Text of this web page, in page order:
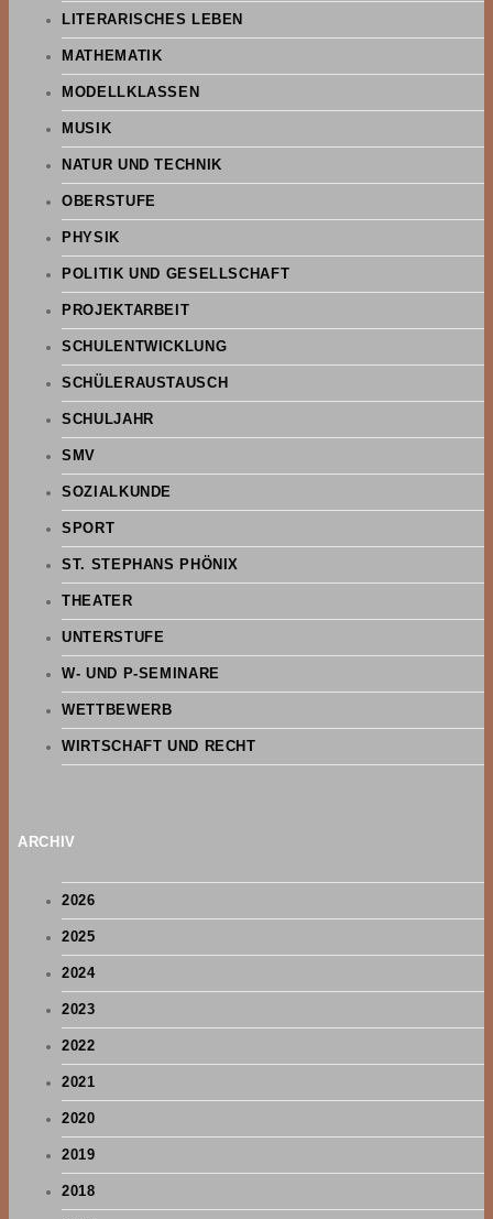
LITERARISCHES LEBEN
MATHEMATIK
MODELLKLASSEN
MUSIK
NATUR UND TECHNIK
OBERSTUFE
PHYSIK
POLITIK UND GESELLSCHAFT
PROJEKTARBEIT
SCHULENTWICKLUNG
SCHÜLERAUSTAUSCH
SCHULJAHR
SMV
SOZIALKUNDE
SPORT
ST. STEPHANS PHÖNIX
THEATER
UNTERSTUFE
W- UND P-SEMINARE
WETTBEWERB
WIRTSCHAFT UND RECHT
ARCHIV
2026
2025
2024
2023
2022
2021
2020
2019
2018